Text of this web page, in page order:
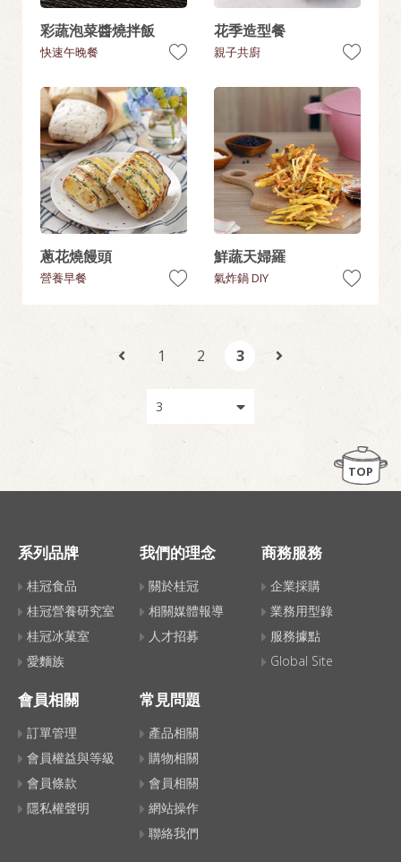
彩蔬泡菜醬燒拌飯
快速午晚餐
花季造型餐
親子共廚
蔥花燒饅頭
營養早餐
鮮蔬天婦羅
氣炸鍋 DIY
1 2 3
TOP
系列品牌
桂冠食品
桂冠營養研究室
桂冠冰菓室
愛麵族
我們的理念
關於桂冠
相關媒體報導
人才招募
商務服務
企業採購
業務用型錄
服務據點
Global Site
會員相關
訂單管理
會員權益與等級
會員條款
隱私權聲明
常見問題
產品相關
購物相關
會員相關
網站操作
聯絡我們